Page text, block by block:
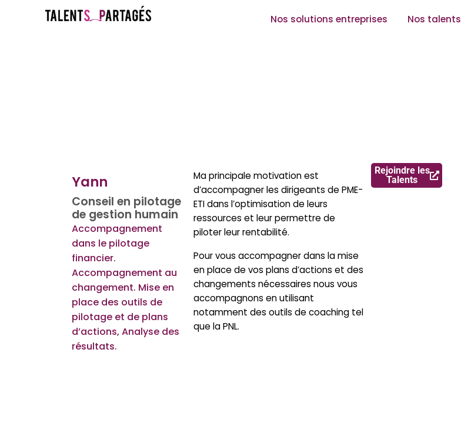
Nos solutions entreprises Nos talents
Yann
Conseil en pilotage
de gestion humain
Accompagnement
dans le pilotage
financier.
Accompagnement au
changement. Mise en
place des outils de
pilotage et de plans
d’actions, Analyse des
résultats.
Ma principale motivation est
d’accompagner les dirigeants de PME-
ETI dans l’optimisation de leurs
ressources et leur permettre de
piloter leur rentabilité.
Pour vous accompagner dans la mise
en place de vos plans d’actions et des
changements nécessaires nous vous
accompagnons en utilisant
notamment des outils de coaching tel
que la PNL.
Rejoindre les
Talents